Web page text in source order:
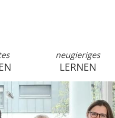
neugieriges
LERNEN